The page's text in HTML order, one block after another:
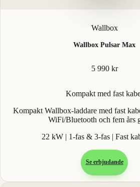
Wallbox
Wallbox Pulsar Max
5 990 kr
Kompakt med fast
Kompakt Wallbox-laddare med fast
WiFi/Bluetooth och fem års
22 kW | 1-fas & 3-fas | Fast
Se erbjudande